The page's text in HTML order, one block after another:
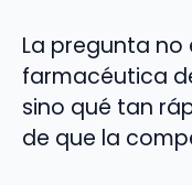
La pregunta no
farmacéutica
sino qué tan
de que la